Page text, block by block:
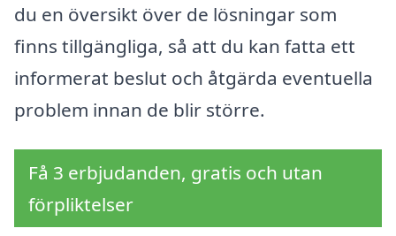
du en översikt över de lösningar som
finns tillgängliga, så att du kan fatta ett
informerat beslut och åtgärda eventuella
problem innan de blir större.
Få 3 erbjudanden, gratis och utan
förpliktelser